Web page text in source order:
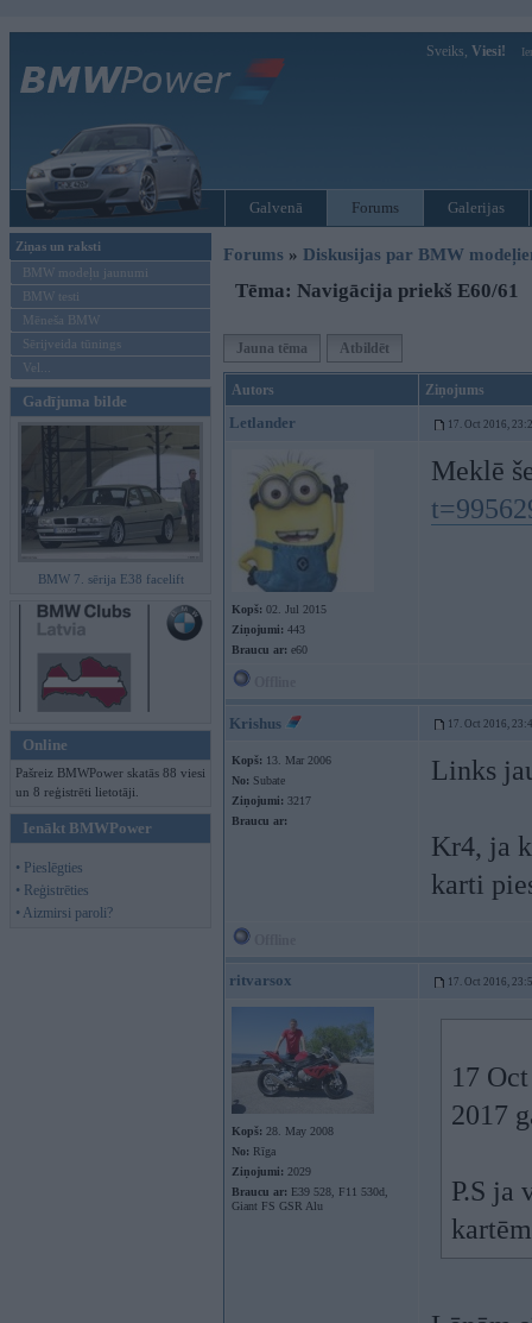
Sveiks, Viesi!
Galvenā Forums Galerijas
Ziņas un raksti
BMW modeļu jaunumi
BMW testi
Mēneša BMW
Sērijveida tūnings
Vel...
Gadījuma bilde
BMW 7. sērija E38 facelift
Online
Pašreiz BMWPower skatās 88 viesi
un 8 reģistrēti lietotāji.
Ienākt BMWPower
• Pieslēgties
• Reģistrēties
• Aizmirsi paroli?
Forums » Diskusijas par BMW
Tēma: Navigācija priekš E60/61
Jauna tēma Atbildēt
Autors Ziņojums
Letlander 17. Oct 2016,
Kopš: 02. Jul 2015
Ziņojumi: 443
Braucu ar: e60
Meklē
Krishus 17. Oct 2016,
Kopš: 13. Mar 2006
No: Subate
Ziņojumi: 3217
Braucu ar:
Links
Kr4, ja
karti
ritvarsox 17. Oct 2016,
Kopš: 28. May 2008
No: Rīga
Ziņojumi: 2029
Braucu ar: E39 528, F11 530d,
Giant FS GSR Alu
17
2017
P.S ja